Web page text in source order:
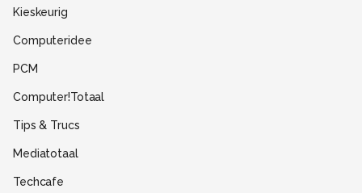
Kieskeurig
Computeridee
PCM
Computer!Totaal
Tips & Trucs
Mediatotaal
Techcafe